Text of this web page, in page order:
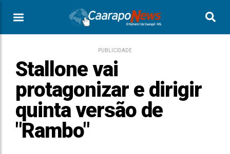
PUBLICIDADE
Stallone vai
protagonizar e dirigir
quinta versão de
"Rambo"